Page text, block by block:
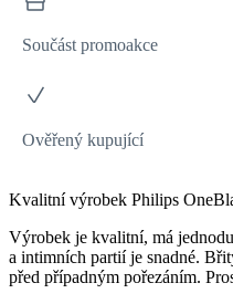
Součást promoakce
Ověřený kupující
Kvalitní výrobek Philips
Výrobek je kvalitní, má
a intimních partií je snadné.
před případným pořezáním.